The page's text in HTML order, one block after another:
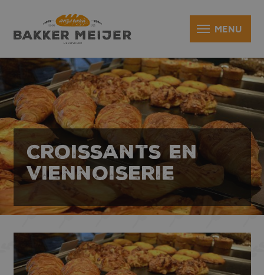
Croissants en
Viennoiserie